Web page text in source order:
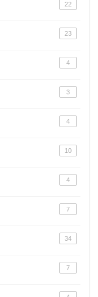
22
23
4
3
4
10
4
7
34
7